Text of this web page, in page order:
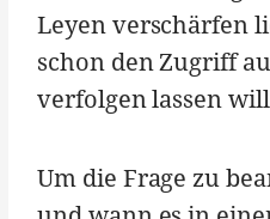
Leyen verschärfen
schon den Zugriff
verfolgen lassen
Um die Frage zu